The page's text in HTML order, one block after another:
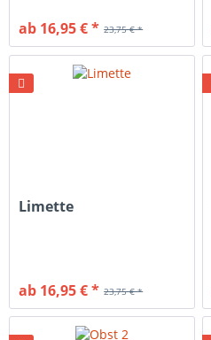
23,75 € *
ab 16,95 € *
Limette
23,75 € *
ab 16,95 € *